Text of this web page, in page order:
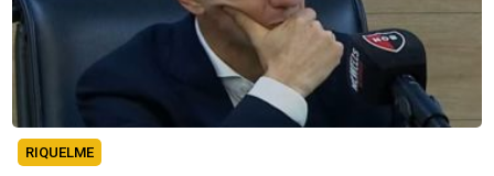
RIQUELME